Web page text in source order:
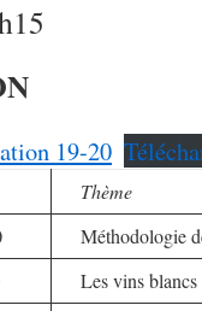
19-20
Thème
Méthodologie
Les vins blancs